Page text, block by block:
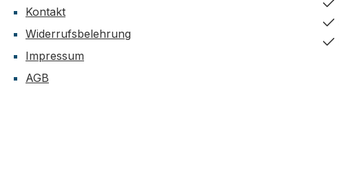
Kontakt
Widerrufsbelehrung
Impressum
AGB